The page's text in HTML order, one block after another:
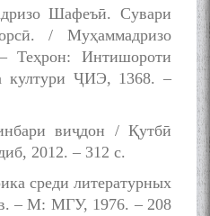
Шафеъӣ. Сувари
/ Муҳаммадризо
Теҳрон: Интишороти
култури ҶИЭ, 1368. –
виҷдон / Қутбӣ
2012. – 312 с.
среди литературных
– М: МГУ, 1976. – 208
of
Qanoat)